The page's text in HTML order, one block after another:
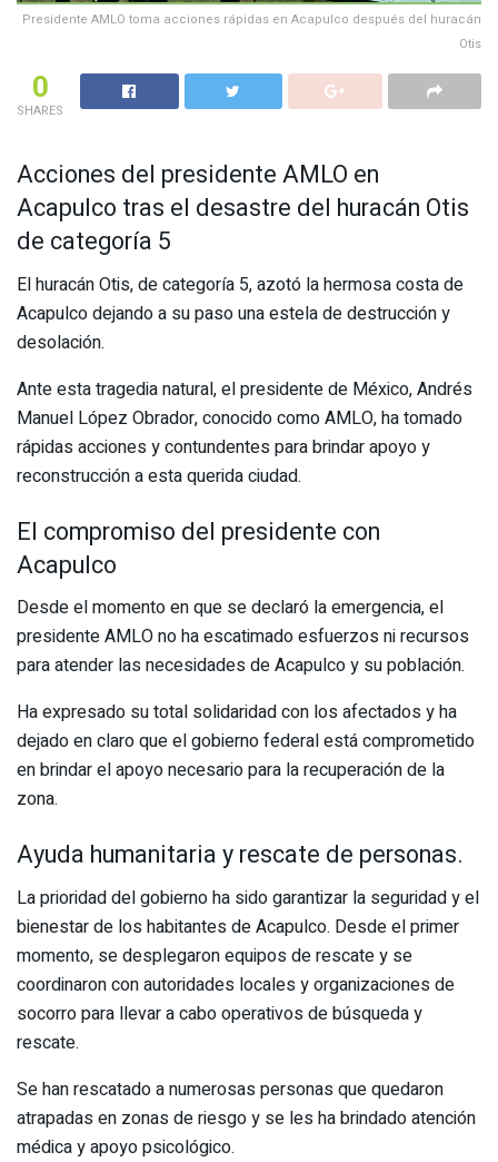
Presidente AMLO toma acciones rápidas en Acapulco después del huracán
Otis
0
SHARES
Acciones del presidente AMLO en
Acapulco tras el desastre del huracán Otis
de categoría 5
El huracán Otis, de categoría 5, azotó la hermosa costa de
Acapulco dejando a su paso una estela de destrucción y
desolación.
Ante esta tragedia natural, el presidente de México, Andrés
Manuel López Obrador, conocido como AMLO, ha tomado
rápidas acciones y contundentes para brindar apoyo y
reconstrucción a esta querida ciudad.
El compromiso del presidente con
Acapulco
Desde el momento en que se declaró la emergencia, el
presidente AMLO no ha escatimado esfuerzos ni recursos
para atender las necesidades de Acapulco y su población.
Ha expresado su total solidaridad con los afectados y ha
dejado en claro que el gobierno federal está comprometido
en brindar el apoyo necesario para la recuperación de la
zona.
Ayuda humanitaria y rescate de personas.
La prioridad del gobierno ha sido garantizar la seguridad y el
bienestar de los habitantes de Acapulco. Desde el primer
momento, se desplegaron equipos de rescate y se
coordinaron con autoridades locales y organizaciones de
socorro para llevar a cabo operativos de búsqueda y
rescate.
Se han rescatado a numerosas personas que quedaron
atrapadas en zonas de riesgo y se les ha brindado atención
médica y apoyo psicológico.